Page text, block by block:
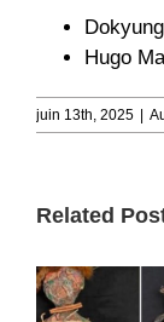
Hugo
juin 13th, 2025 |
Related